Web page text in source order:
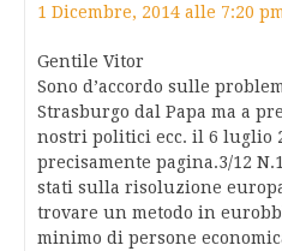
1 Dicembre, 2014 alle 7:20
Gentile Vitor
Sono d’accordo sulle
Strasburgo dal Papa ma a
nostri politici ecc. il 6 luglio
precisamente pagina.3/12
stati sulla risoluzione
trovare un metodo in
minimo di persone